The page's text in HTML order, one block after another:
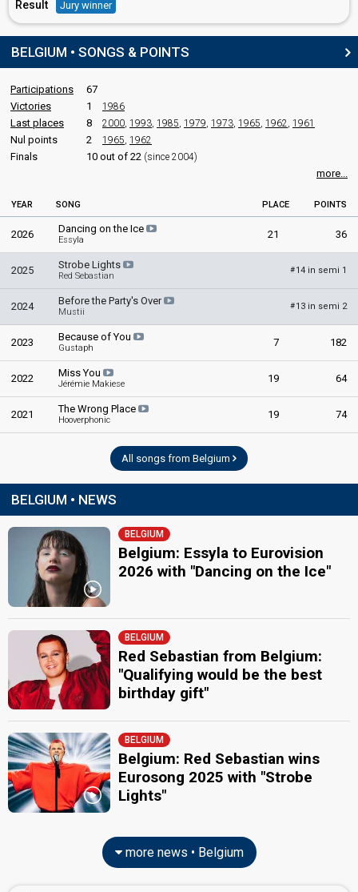
Result Jury winner
BELGIUM • SONGS & POINTS
Participations
67
Victories
1 1986
Last places 8 2000, 1993, 1985, 1979, 1973, 1965, 1962, 1961
Nul points 2 1965, 1962
Finals 10 out of 22 (since 2004)
more...
YEAR SONG PLACE POINTS
2026 Dancing on the Ice
Essyla 21 36
2025 Strobe Lights
Red Sebastian
#14 in semi 1
2024 Before the Party's Over
Mustii
#13 in semi 2
2023 Because of You
Gustaph 7 182
2022 Miss You
Jérémie Makiese 19 64
2021 The Wrong Place
Hooverphonic 19 74
All songs from Belgium
BELGIUM • NEWS
BELGIUM
Belgium: Essyla to Eurovision
2026 with "Dancing on the Ice"
BELGIUM
Red Sebastian from Belgium:
"Qualifying would be the best
birthday gift"
BELGIUM
Belgium: Red Sebastian wins
Eurosong 2025 with "Strobe
Lights"
more news • Belgium